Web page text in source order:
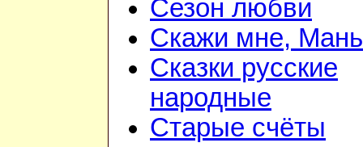
Сезон любви
Скажи мне, Мань
Сказки русские
народные
Старые счёты